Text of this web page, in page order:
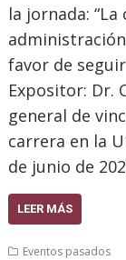
la jornada:
favor de
Expositor: Dr.
general de
carrera en la
de junio de
LEER MÁS
Eventos pasados